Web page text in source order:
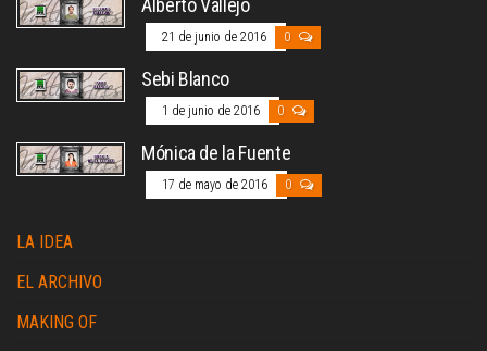
Alberto Vallejo
21 de junio de 2016 0
Sebi Blanco
1 de junio de 2016 0
Mónica de la Fuente
17 de mayo de 2016 0
LA IDEA
EL ARCHIVO
MAKING OF